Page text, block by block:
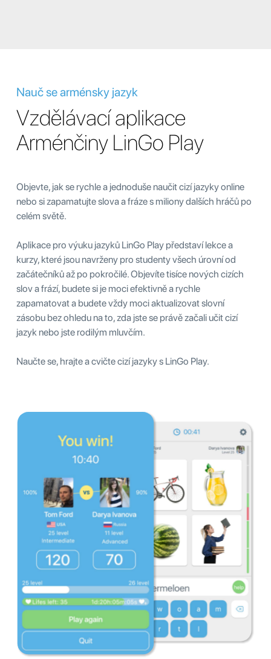
Nauč se arménsky jazyk
Vzdělávací aplikace
Arménčiny LinGo Play
Objevte, jak se rychle a jednoduše naučit cizí jazyky online
nebo si zapamatujte slova a fráze s miliony dalších hráčů po
celém světě.
Aplikace pro výuku jazyků LinGo Play představí lekce a
kurzy, které jsou navrženy pro studenty všech úrovní od
začátečníků až po pokročilé. Objevíte tisíce nových cizích
slov a frází, budete si je moci efektivně a rychle
zapamatovat a budete vždy moci aktualizovat slovní
zásobu bez ohledu na to, zda jste se právě začali učit cizí
jazyk nebo jste rodilým mluvčím.
Naučte se, hrajte a cvičte cizí jazyky s LinGo Play.